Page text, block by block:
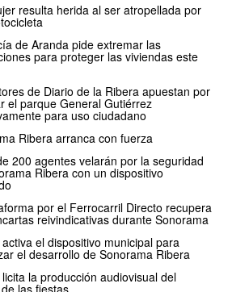
resulta herida al ser atropellada por
de Aranda pide extremar las
para proteger las viviendas este
de Diario de la Ribera apuestan por
el parque General Gutiérrez
para uso ciudadano
Ribera arranca con fuerza
200 agentes velarán por la seguridad
Ribera con un dispositivo
por el Ferrocarril Directo recupera
reivindicativas durante Sonorama
el dispositivo municipal para
el desarrollo de Sonorama Ribera
la producción audiovisual del
las fiestas